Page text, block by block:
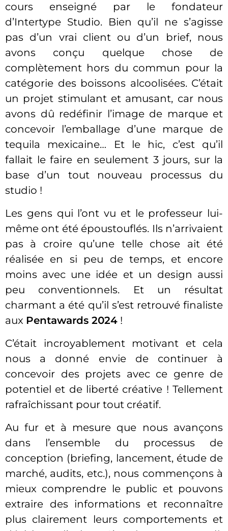
cours enseigné par le fondateur
d’Intertype Studio. Bien qu’il ne s’agisse
pas d’un vrai client ou d’un brief, nous
avons conçu quelque chose de
complètement hors du commun pour la
catégorie des boissons alcoolisées. C’était
un projet stimulant et amusant, car nous
avons dû redéfinir l’image de marque et
concevoir l’emballage d’une marque de
tequila mexicaine… Et le hic, c’est qu’il
fallait le faire en seulement 3 jours, sur la
base d’un tout nouveau processus du
studio !
Les gens qui l’ont vu et le professeur lui-
même ont été époustouflés. Ils n’arrivaient
pas à croire qu’une telle chose ait été
réalisée en si peu de temps, et encore
moins avec une idée et un design aussi
peu conventionnels. Et un résultat
charmant a été qu’il s’est retrouvé finaliste
aux Pentawards 2024 !
C’était incroyablement motivant et cela
nous a donné envie de continuer à
concevoir des projets avec ce genre de
potentiel et de liberté créative ! Tellement
rafraîchissant pour tout créatif.
Au fur et à mesure que nous avançons
dans l’ensemble du processus de
conception (briefing, lancement, étude de
marché, audits, etc.), nous commençons à
mieux comprendre le public et pouvons
extraire des informations et reconnaître
plus clairement leurs comportements et